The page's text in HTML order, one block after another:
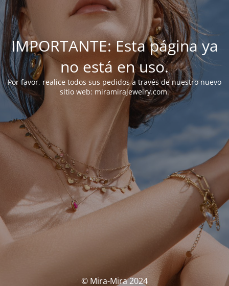
IMPORTANTE: Esta página ya
no está en uso.
Por favor, realice todos sus pedidos a través de nuestro nuevo
sitio web: miramirajewelry.com.
© Mira-Mira 2024